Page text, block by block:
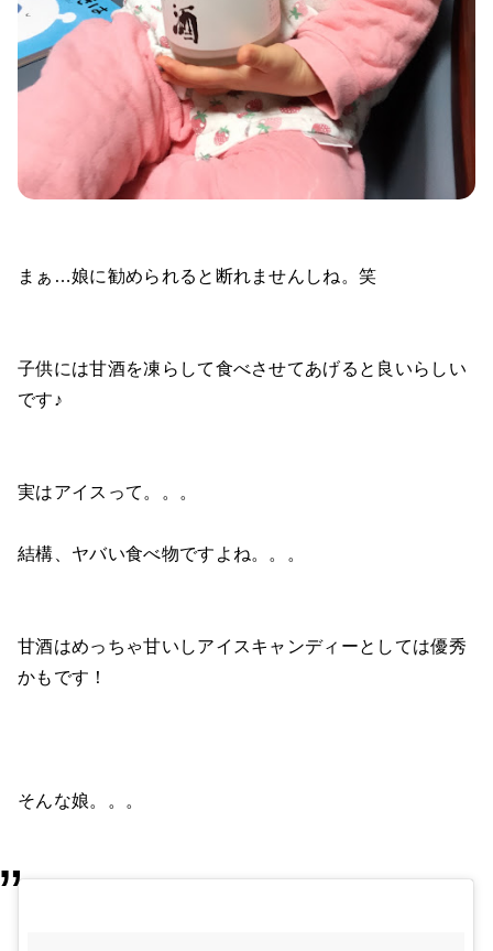
まぁ…娘に勧められると断れませんしね。笑
子供には甘酒を凍らして食べさせてあげると良いらしい
です♪
実はアイスって。。。
結構、ヤバい食べ物ですよね。。。
甘酒はめっちゃ甘いしアイスキャンディーとしては優秀
かもです！
そんな娘。。。